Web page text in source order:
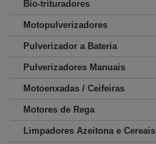
Bio-trituradores
Motopulverizadores
Pulverizador a Bateria
Pulverizadores Manuais
Motoenxadas / Ceifeiras
Motores de Rega
Limpadores Azeitona e Cereais